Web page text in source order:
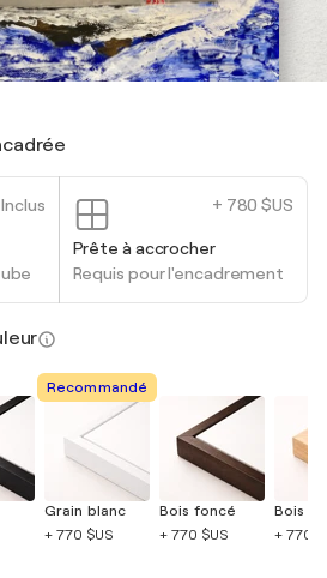
Inclus + 780 $US
Prête à accrocher
Requis pour l'encadrement
Recommandé
Grain blanc
+ 770 $US
Bois foncé
+ 770 $US
Bois
+ 770